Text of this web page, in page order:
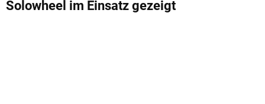
Solowheel im Einsatz gezeigt